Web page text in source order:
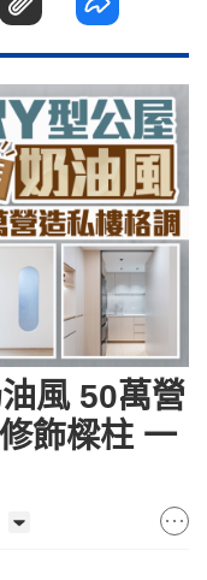
風 50萬營
飾樑柱 一